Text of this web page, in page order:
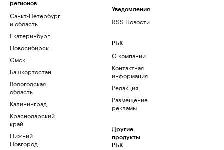
регионов
Санкт-Петербург
и область
Екатеринбург
Новосибирск
Омск
Башкортостан
Вологодская
область
Калининград
Краснодарский
край
Нижний
Новгород
Уведомления
RSS Новости
РБК
О компании
Контактная
информация
Редакция
Размещение
рекламы
Другие
продукты
РБК